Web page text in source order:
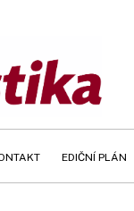
EDIČNÍ PLÁN